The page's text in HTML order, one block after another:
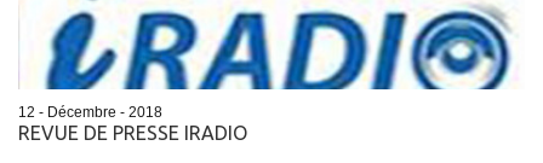
12 - Décembre - 2018
REVUE DE PRESSE IRADIO